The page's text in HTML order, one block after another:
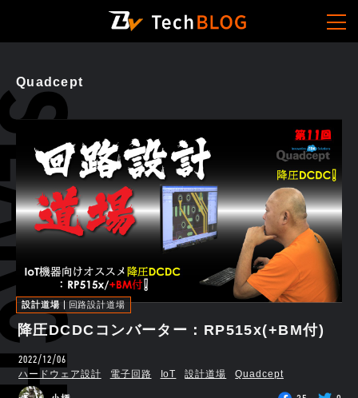
Quadcept
設計道場 回路設計道場
降圧DCDCコンバーター：RP515x(+BM付)
2022/12/06
ハードウェア設計 電子回路 IoT 設計道場 Quadcept